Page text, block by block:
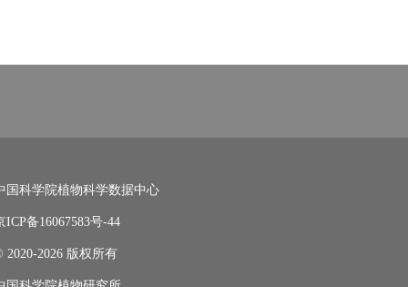
国科学院植物科学数据中心
ICP备16067583号-44
2020-2026 版权所有